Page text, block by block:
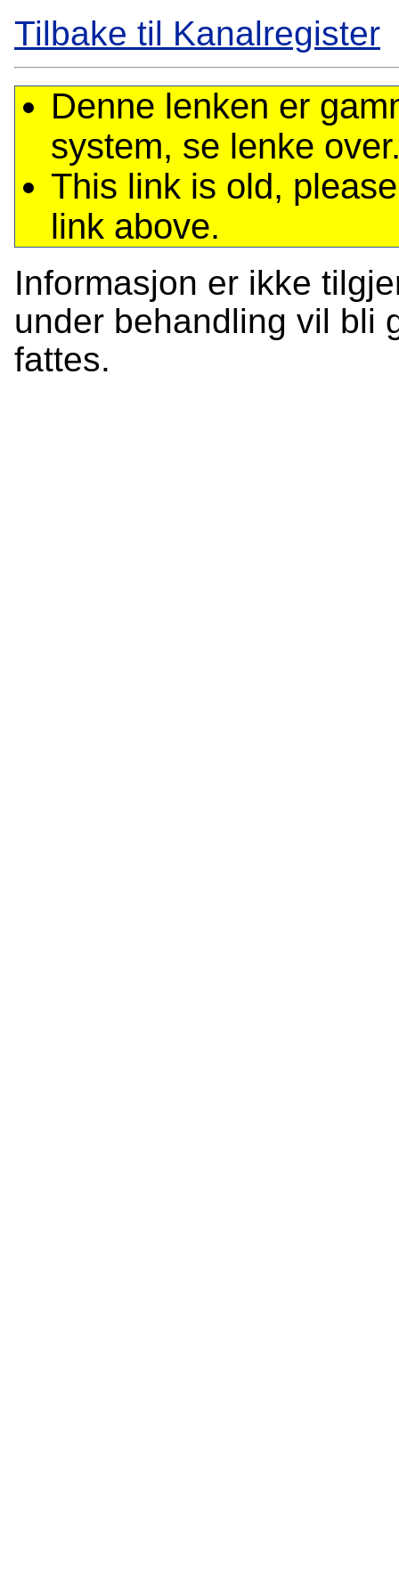
Tilbake til Kanalregister
Denne lenken er
system, se lenke
This link is old,
link above.
Informasjon er ikke
under behandling vil bli
fattes.